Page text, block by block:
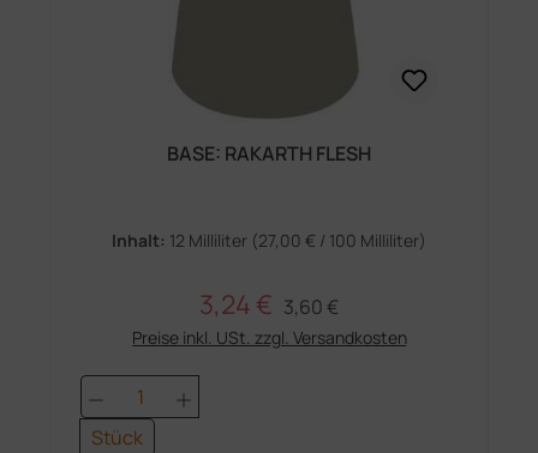
BASE: RAKARTH FLESH
Inhalt: 12 Milliliter (27,00 € / 100 Milliliter)
Verkaufspreis:
3,24 € Regulärer Preis:
3,60 €
Preise inkl. USt. zzgl. Versandkosten
Produkt Anzahl: Gib den
Stück